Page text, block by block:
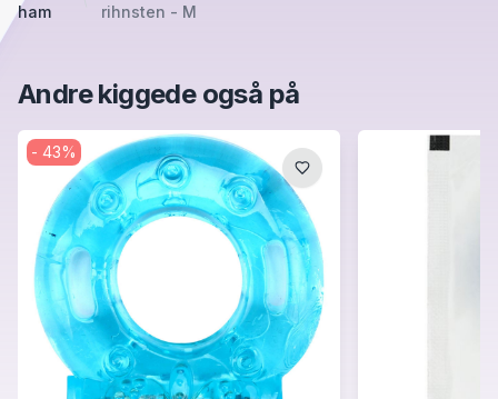
ham
rihnsten - M
Andre kiggede også på
- 43%